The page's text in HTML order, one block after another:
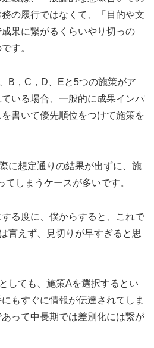
の履行ではなくて、「目的や文
果に繋がるくらいやり切っの
す。
B，C，D、Eと5つの施策がア
いる場合、一般的に成果インパ
書いて優先順位をつけて施策を
に想定通りの結果が出ずに、施
しまうケースが多いです。
る度に、僕からすると、これで
言えず、見切りが早すぎると思
しても、施策Aを選択するとい
もすぐに情報が伝達されてしま
って中長期では差別化には繋が